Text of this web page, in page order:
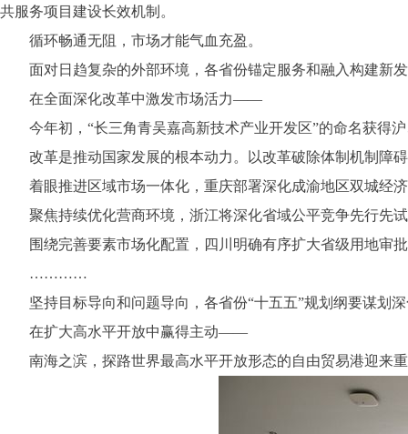
共服务项目建设长效机制。
循环畅通无阻，市场才能气血充盈。
面对日趋复杂的外部环境，各省份锚定服务和融入构建新发
在全面深化改革中激发市场活力——
今年初，“长三角青吴嘉高新技术产业开发区”的命名获得沪
改革是推动国家发展的根本动力。以改革破除体制机制障碍
着眼推进区域市场一体化，重庆部署深化成渝地区双城经济
聚焦持续优化营商环境，浙江将深化省域公平竞争先行先试
围绕完善要素市场化配置，四川明确有序扩大省级用地审批
…………
坚持目标导向和问题导向，各省份“十五五”规划纲要谋划深
在扩大高水平开放中赢得主动——
南海之滨，探路世界最高水平开放形态的自由贸易港迎来